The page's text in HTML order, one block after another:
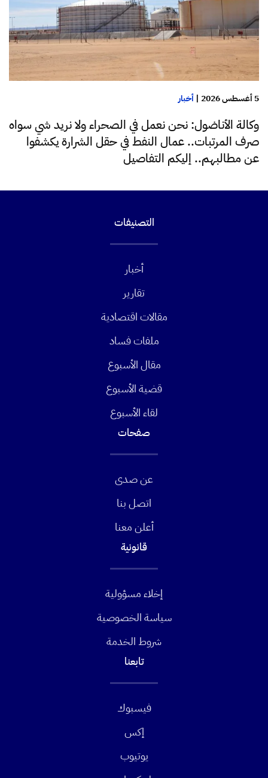
5 أغسطس 2026 | أخبار
وكالة الأناضول: نحن نعمل في الصحراء ولا نريد شي سواه
صرف المرتبات.. عمال النفط في حقل الشرارة يكشفوا
عن مطالبهم.. إليكم التفاصيل
التصنيفات
أخبار
تقارير
مقالات اقتصادية
ملفات فساد
مقال الأسبوع
قضية الأسبوع
لقاء الأسبوع
صفحات
عن صدى
اتصل بنا
أعلن معنا
قانونية
إخلاء مسؤولية
سياسة الخصوصية
شروط الخدمة
تابعنا
فيسبوك
إكس
يوتيوب